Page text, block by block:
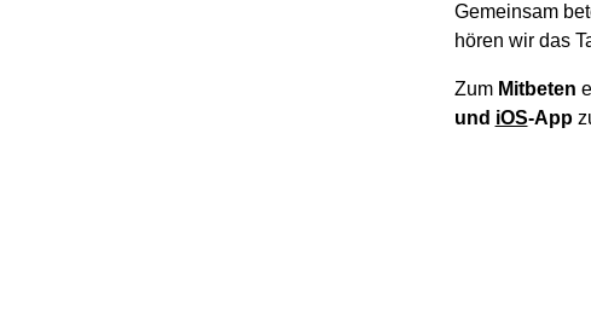
Gemeinsam
hören wir das
Zum Mitbeten
und iOS-App